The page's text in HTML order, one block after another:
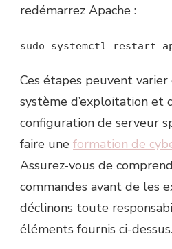
redémarrez Apache :
sudo systemctl restart
Ces étapes peuvent
système d’exploitation et
configuration de serveur
faire une formation de
Assurez-vous de
commandes avant de les
déclinons toute
éléments fournis ci-dessus.